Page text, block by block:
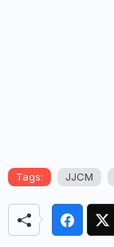
Tags: JJCM